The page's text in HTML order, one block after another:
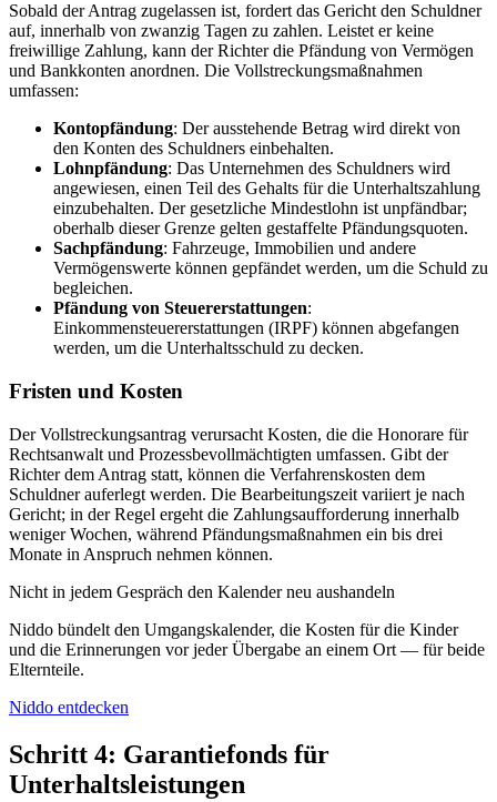
Sobald der Antrag zugelassen ist, fordert das Gericht den Schuldner
auf, innerhalb von zwanzig Tagen zu zahlen. Leistet er keine
freiwillige Zahlung, kann der Richter die Pfändung von Vermögen
und Bankkonten anordnen. Die Vollstreckungsmaßnahmen
umfassen:
Kontopfändung: Der ausstehende Betrag wird direkt von
den Konten des Schuldners einbehalten.
Lohnpfändung: Das Unternehmen des Schuldners wird
angewiesen, einen Teil des Gehalts für die Unterhaltszahlung
einzubehalten. Der gesetzliche Mindestlohn ist unpfändbar;
oberhalb dieser Grenze gelten gestaffelte Pfändungsquoten.
Sachpfändung: Fahrzeuge, Immobilien und andere
Vermögenswerte können gepfändet werden, um die Schuld zu
begleichen.
Pfändung von Steuererstattungen:
Einkommensteuererstattungen (IRPF) können abgefangen
werden, um die Unterhaltsschuld zu decken.
Fristen und Kosten
Der Vollstreckungsantrag verursacht Kosten, die die Honorare für
Rechtsanwalt und Prozessbevollmächtigten umfassen. Gibt der
Richter dem Antrag statt, können die Verfahrenskosten dem
Schuldner auferlegt werden. Die Bearbeitungszeit variiert je nach
Gericht; in der Regel ergeht die Zahlungsaufforderung innerhalb
weniger Wochen, während Pfändungsmaßnahmen ein bis drei
Monate in Anspruch nehmen können.
Nicht in jedem Gespräch den Kalender neu aushandeln
Niddo bündelt den Umgangskalender, die Kosten für die Kinder
und die Erinnerungen vor jeder Übergabe an einem Ort — für beide
Elternteile.
Niddo entdecken
Schritt 4: Garantiefonds für
Unterhaltsleistungen